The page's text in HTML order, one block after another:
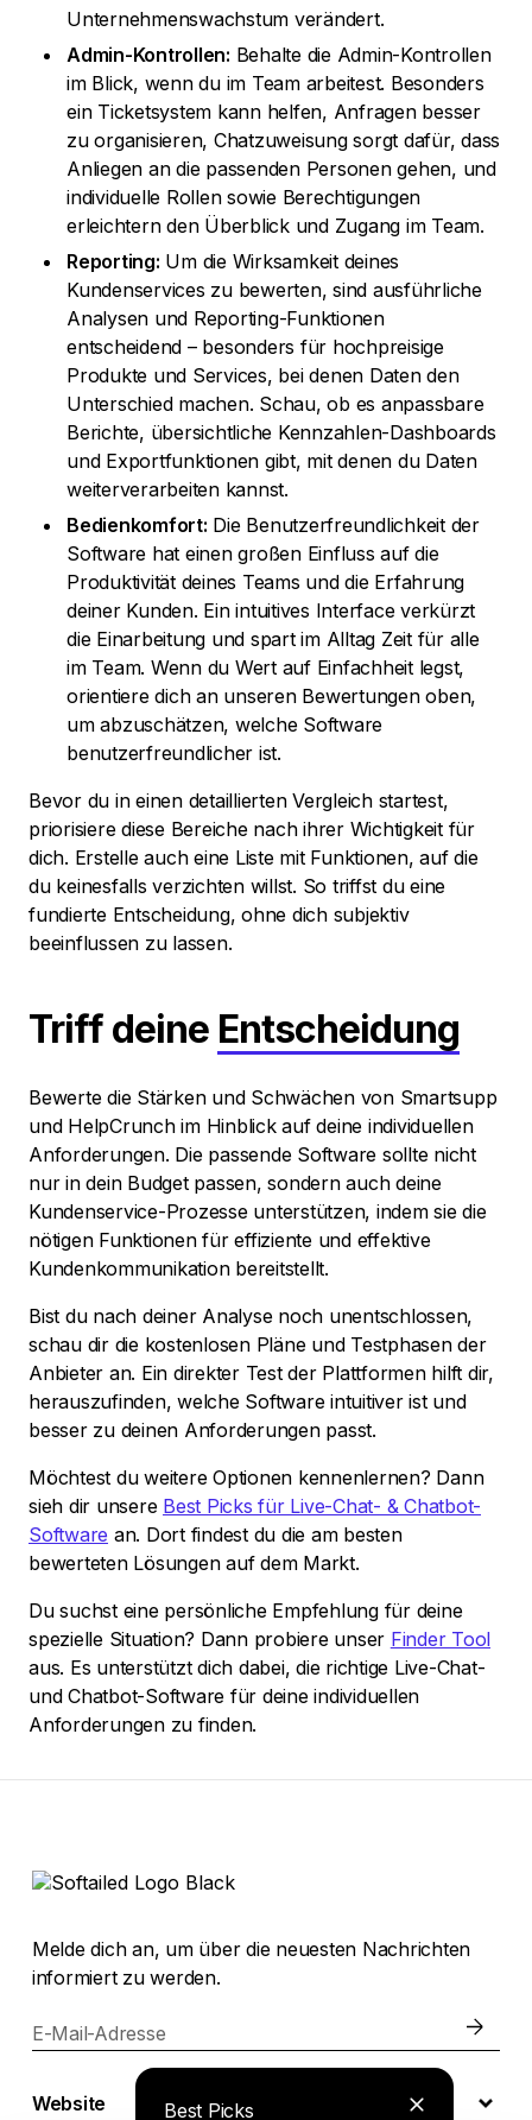
Unternehmenswachstum verändert.
Admin-Kontrollen: Behalte die Admin-Kontrollen
im Blick, wenn du im Team arbeitest. Besonders
ein Ticketsystem kann helfen, Anfragen besser
zu organisieren, Chatzuweisung sorgt dafür, dass
Anliegen an die passenden Personen gehen, und
individuelle Rollen sowie Berechtigungen
erleichtern den Überblick und Zugang im Team.
Reporting: Um die Wirksamkeit deines
Kundenservices zu bewerten, sind ausführliche
Analysen und Reporting-Funktionen
entscheidend – besonders für hochpreisige
Produkte und Services, bei denen Daten den
Unterschied machen. Schau, ob es anpassbare
Berichte, übersichtliche Kennzahlen-Dashboards
und Exportfunktionen gibt, mit denen du Daten
weiterverarbeiten kannst.
Bedienkomfort: Die Benutzerfreundlichkeit der
Software hat einen großen Einfluss auf die
Produktivität deines Teams und die Erfahrung
deiner Kunden. Ein intuitives Interface verkürzt
die Einarbeitung und spart im Alltag Zeit für alle
im Team. Wenn du Wert auf Einfachheit legst,
orientiere dich an unseren Bewertungen oben,
um abzuschätzen, welche Software
benutzerfreundlicher ist.
Bevor du in einen detaillierten Vergleich startest,
priorisiere diese Bereiche nach ihrer Wichtigkeit für
dich. Erstelle auch eine Liste mit Funktionen, auf die
du keinesfalls verzichten willst. So triffst du eine
fundierte Entscheidung, ohne dich subjektiv
beeinflussen zu lassen.
Triff deine Entscheidung
Bewerte die Stärken und Schwächen von Smartsupp
und HelpCrunch im Hinblick auf deine individuellen
Anforderungen. Die passende Software sollte nicht
nur in dein Budget passen, sondern auch deine
Kundenservice-Prozesse unterstützen, indem sie die
nötigen Funktionen für effiziente und effektive
Kundenkommunikation bereitstellt.
Bist du nach deiner Analyse noch unentschlossen,
schau dir die kostenlosen Pläne und Testphasen der
Anbieter an. Ein direkter Test der Plattformen hilft dir,
herauszufinden, welche Software intuitiver ist und
besser zu deinen Anforderungen passt.
Möchtest du weitere Optionen kennenlernen? Dann
sieh dir unsere Best Picks für Live-Chat- & Chatbot-
Software an. Dort findest du die am besten
bewerteten Lösungen auf dem Markt.
Du suchst eine persönliche Empfehlung für deine
spezielle Situation? Dann probiere unser Finder Tool
aus. Es unterstützt dich dabei, die richtige Live-Chat-
und Chatbot-Software für deine individuellen
Anforderungen zu finden.
Best Picks
Melde dich an, um über die neuesten Nachrichten
informiert zu werden.
E-Mail-Adresse
Website